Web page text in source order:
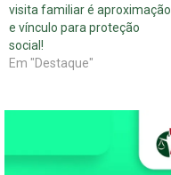
visita familiar é aproximação
e vínculo para proteção
social!
Em "Destaque"